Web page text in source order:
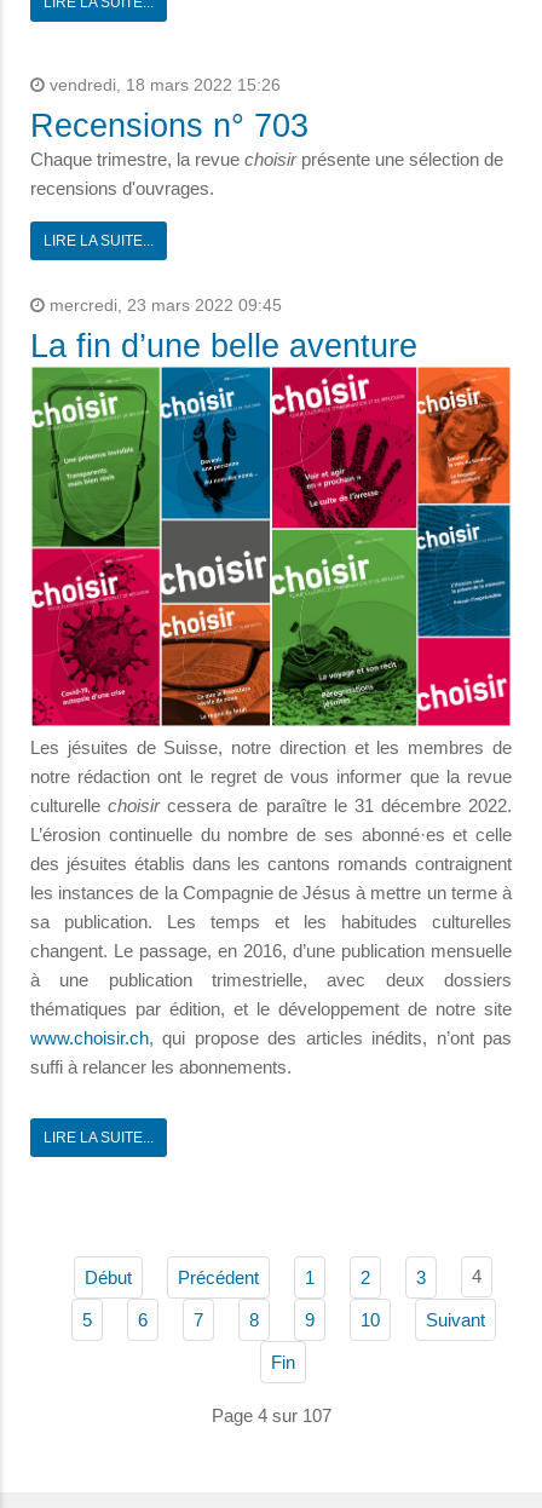
vendredi, 18 mars 2022 15:26
Recensions n° 703
Chaque trimestre, la revue choisirprésente une sélection de
recensions d'ouvrages.
LIRE LA SUITE...
mercredi, 23 mars 2022 09:45
La fin d’une belle aventure
Les jésuites de Suisse, notre direction et les membres de
notre rédaction ont le regret de vous informer que la revue
culturellechoisircessera de paraître le 31 décembre 2022.
L’érosion continuelle du nombre de ses abonné·es et celle
des jésuites établis dans les cantons romands contraignent
les instances de la Compagnie de Jésus à mettre un terme à
sa publication. Les temps et les habitudes culturelles
changent. Le passage, en 2016, d’une publication mensuelle
à une publication trimestrielle, avec deux dossiers
thématiques par édition, et le développement de notre site
www.choisir.ch, qui propose des articles inédits, n’ont pas
suffi à relancer les abonnements.
LIRE LA SUITE...
Début Précédent 1 2 3 4
5 6 7 8 9 10 Suivant
Fin
Page 4 sur 107